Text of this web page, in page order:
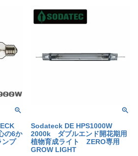
の6か
ンプ
Sodateck DE HPS1000W
2000k ダブルエンド開花期用
植物育成ライト ZERO専用
GROW LIGHT